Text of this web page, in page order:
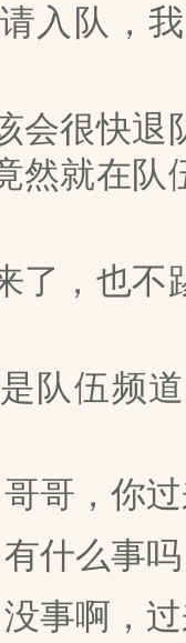
队，我
很快退
然就在
，也不
伍频道
哥，你过
什么事吗
啊，过